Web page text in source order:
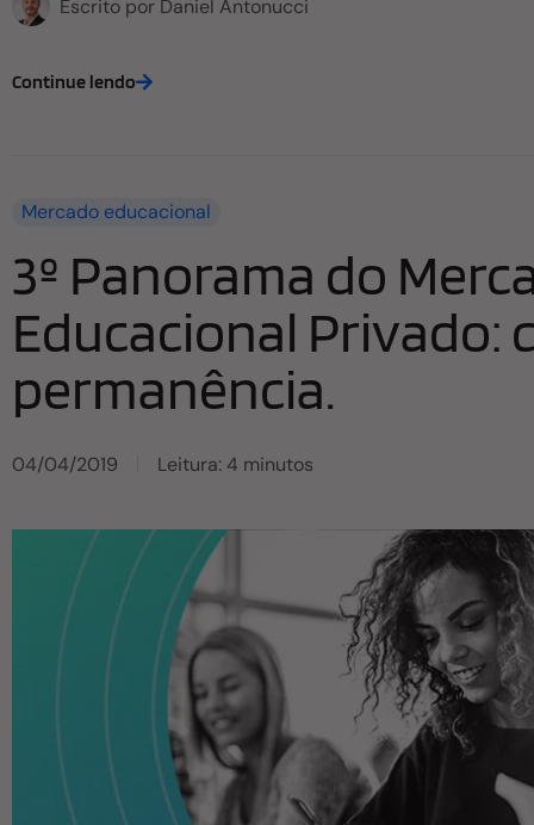
de Pintura e Escultura1 Então agora vamos mostrar a
apesar de várias mudanças e reformulações no conceito,
Escrito por Daniel Antonucci
Continue lendo
Mercado educacional
3º Panorama do
Educacional Privado:
permanência.
04/04/2019 Leitura: 4 minutos